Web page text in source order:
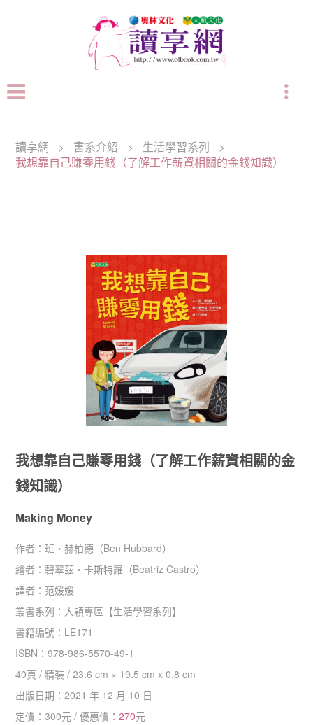
讀享網 > 書系介紹 > 生活學習系列
>
我想靠自己賺零用錢（了解工作薪資相關的金錢知識）
我想靠自己賺零用錢（了解工作薪資相關的金
錢知識）
Making Money
作者：班‧赫柏德（Ben Hubbard）
繪者： 碧翠茲‧卡斯特羅（Beatriz Castro）
譯者： 范媛媛
叢書系列： 大穎專區 【生活學習系列】
書籍編號： LE171
ISBN：978-986-5570-49-1
40頁 /精裝 /23.6 cm × 19.5 cm x 0.8 cm
出版日期：2021 年 12 月 10 日
定價：300元 / 優惠價：270元